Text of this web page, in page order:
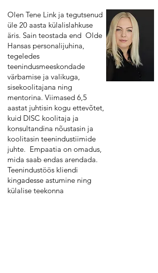
Olen Tene Link ja tegutsenud
üle 20 aasta külalislahkuse
äris. Sain teostada end Olde
Hansas personalijuhina,
tegeledes
teenindusmeeskondade
värbamise ja valikuga,
sisekoolitajana ning
mentorina. Viimased 6,5
aastat juhtisin kogu ettevõtet,
kuid DISC koolitaja ja
konsultandina nõustasin ja
koolitasin teenindustiimide
juhte. Empaatia on omadus,
mida saab endas arendada.
Teenindustöös kliendi
kingadesse astumine ning
külalise teekonna